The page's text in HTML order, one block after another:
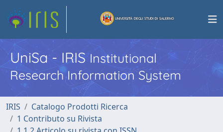
UniSa - IRISInstitutional
Research Information System
IRIS
Catalogo Prodotti Ricerca
1 Contributo su Rivista